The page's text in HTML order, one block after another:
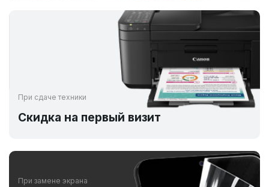
При сдаче техники
Скидка на первый визит
При замене экрана